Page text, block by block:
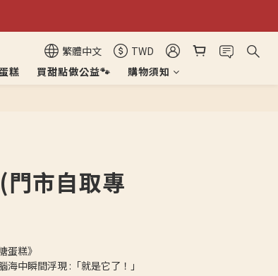
繁體中文
TWD
糕 買甜點做公益🐾 購物須知
市自取專
蛋糕》
中瞬間浮現 :「就是它了！」